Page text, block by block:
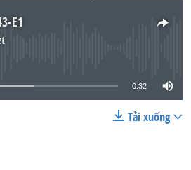
E1
currently available
0:32
Tải xuống